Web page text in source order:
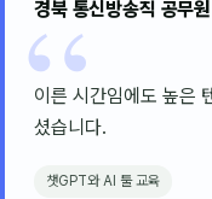
경북 통신방송직 공무원
이른 시간임에도 높은
셨습니다.
챗GPT와 AI 툴 교육